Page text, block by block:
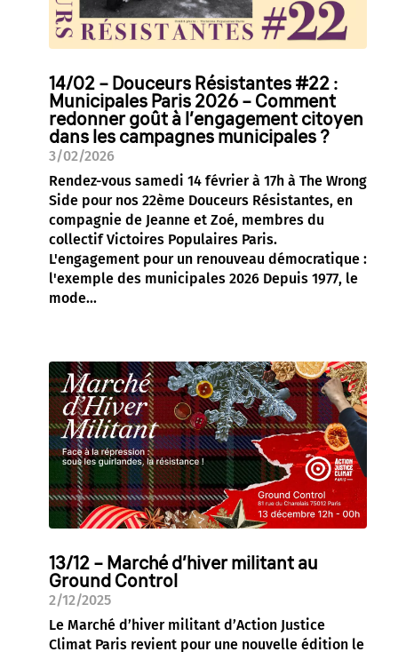
14/02 – Douceurs Résistantes #22 :
Municipales Paris 2026 – Comment
redonner goût à l’engagement citoyen
dans les campagnes municipales ?
3/02/2026
Rendez-vous samedi 14 février à 17h à The Wrong
Side pour nos 22ème Douceurs Résistantes, en
compagnie de Jeanne et Zoé, membres du
collectif Victoires Populaires Paris.
L'engagement pour un renouveau démocratique :
l'exemple des municipales 2026 Depuis 1977, le
mode...
13/12 – Marché d’hiver militant au
Ground Control
2/12/2025
Le Marché d’hiver militant d’Action Justice
Climat Paris revient pour une nouvelle édition le